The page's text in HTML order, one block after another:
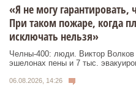
«Я не могу
При таком пожаре, когда
исключать нельзя»
Челны-400: люди. Виктор Волков
эшелонах пены и 7 тыс.
06.08.2026, 14:26